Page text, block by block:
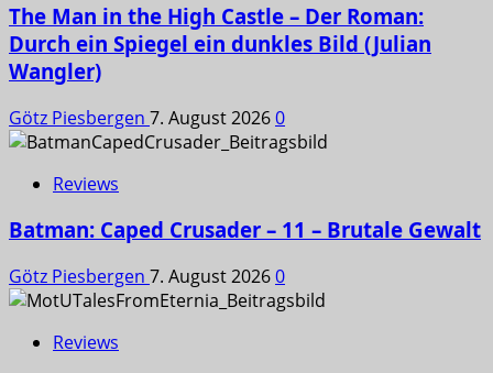
The Man in the High Castle – Der Roman:
Durch ein Spiegel ein dunkles Bild (Julian
Wangler)
Götz Piesbergen 7. August 20260
Reviews
Batman: Caped Crusader – 11 – Brutale Gewalt
Götz Piesbergen 7. August 20260
Reviews